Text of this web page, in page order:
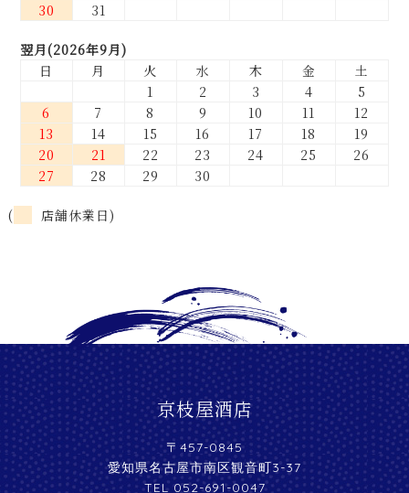
30
31
翌月(2026年9月)
日
月 火 水 木 金
土
1
2 3 4
5
6
7 8 9 10 11
12
13
14 15 16 17 18
19
20
21 22 23 24 25
26
27
28 29 30
( 店舗休業日)
京枝屋酒店
〒457-0845
愛知県名古屋市南区観音町3-37
TEL 052-691-0047